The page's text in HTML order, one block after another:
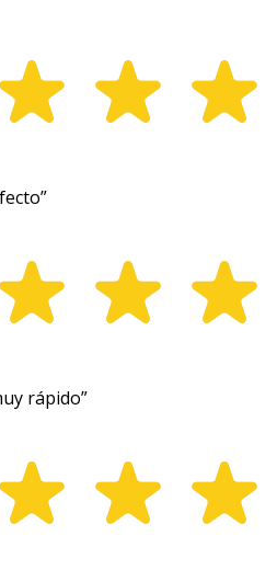
”
rápido”